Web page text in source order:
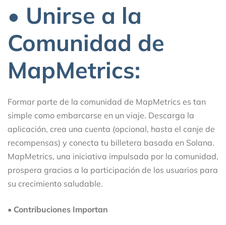
• Unirse a la
Comunidad de
MapMetrics:
Formar parte de la comunidad de MapMetrics es tan
simple como embarcarse en un viaje. Descarga la
aplicación, crea una cuenta (opcional, hasta el canje de
recompensas) y conecta tu billetera basada en Solana.
MapMetrics, una iniciativa impulsada por la comunidad,
prospera gracias a la participación de los usuarios para
su crecimiento saludable.
• Contribuciones Importan